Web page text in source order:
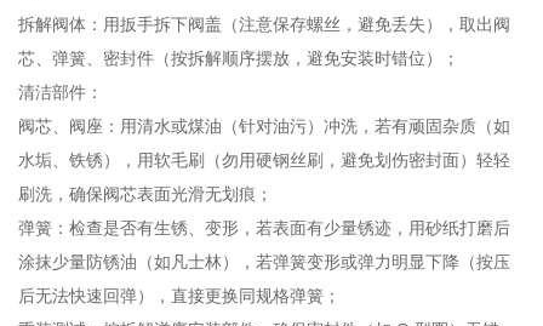
拆解阀体：用扳手拆下阀盖（注意保存螺丝，避免丢失），取出阀
芯、弹簧、密封件（按拆解顺序摆放，避免安装时错位）；
清洁部件：
阀芯、阀座：用清水或煤油（针对油污）冲洗，若有顽固杂质（如
水垢、铁锈），用软毛刷（勿用硬钢丝刷，避免划伤密封面）轻轻
刷洗，确保阀芯表面光滑无划痕；
弹簧：检查是否有生锈、变形，若表面有少量锈迹，用砂纸打磨后
涂抹少量防锈油（如凡士林），若弹簧变形或弹力明显下降（按压
后无法快速回弹），直接更换同规格弹簧；